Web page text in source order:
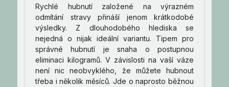
Rychlé hubnutí založené na výrazném
odmítání stravy přináší jenom krátkodobé
výsledky. Z dlouhodobého hlediska se
nejedná o nijak ideální variantu. Tipem pro
správné hubnutí je snaha o postupnou
eliminaci kilogramů. V závislosti na vaší váze
není nic neobvyklého, že můžete hubnout
třeba i několik měsíců. Jde o naprosto běžnou